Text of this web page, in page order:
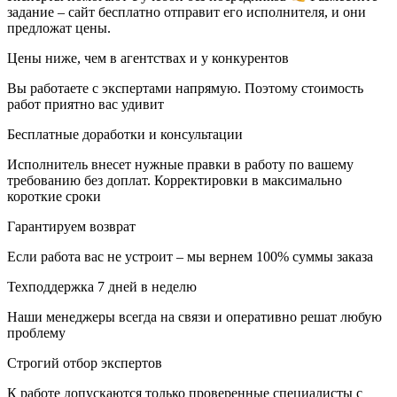
задание – сайт бесплатно отправит его исполнителя, и они
предложат цены.
Цены ниже, чем в агентствах и у конкурентов
Вы работаете с экспертами напрямую. Поэтому стоимость
работ приятно вас удивит
Бесплатные доработки и консультации
Исполнитель внесет нужные правки в работу по вашему
требованию без доплат. Корректировки в максимально
короткие сроки
Гарантируем возврат
Если работа вас не устроит – мы вернем 100% суммы заказа
Техподдержка 7 дней в неделю
Наши менеджеры всегда на связи и оперативно решат любую
проблему
Строгий отбор экспертов
К работе допускаются только проверенные специалисты с